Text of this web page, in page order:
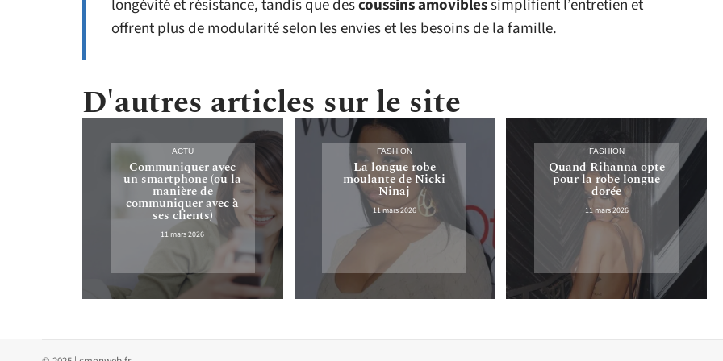
longévité et résistance, tandis que descoussins amoviblessimplifient l’entretien et
offrent plus de modularité selon les envies et les besoins de la famille.
D'autres articles sur le site
ACTU
Communiquer avec
un smartphone (ou la
manière de
communiquer avec à
ses clients)
11 mars 2026
FASHION
La longue robe
moulante de Nicki
Ninaj
11 mars 2026
FASHION
Quand Rihanna opte
pour la robe longue
dorée
11 mars 2026